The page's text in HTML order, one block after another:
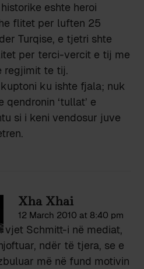
eshte heroi
flitet per luften 25
Turqise, e tjetri shte
per terci-vercit e tij me
regjimit te tij.
ku ishte fjala; nuk
qendronin ‘tullat’ e
si i keni vendosur juve
Xha Xhai
12 March 2010 at 8:40 pm
vjet Schmitt-i në mediat,
ndër të tjera, se e
më në fund motivin